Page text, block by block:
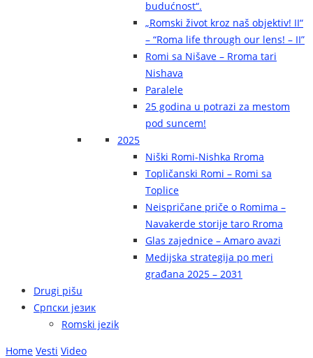
budućnost“.
„Romski život kroz naš objektiv! II“
– “Roma life through our lens! – II”
Romi sa Nišave – Rroma tari
Nishava
Paralele
25 godina u potrazi za mestom
pod suncem!
2025
Niški Romi-Nishka Rroma
Topličanski Romi – Romi sa
Toplice
Neispričane priče o Romima –
Navakerde storije taro Rroma
Glas zajednice – Amaro avazi
Medijska strategija po meri
građana 2025 – 2031
Drugi pišu
Српски језик
Romski jezik
Home Vesti Video